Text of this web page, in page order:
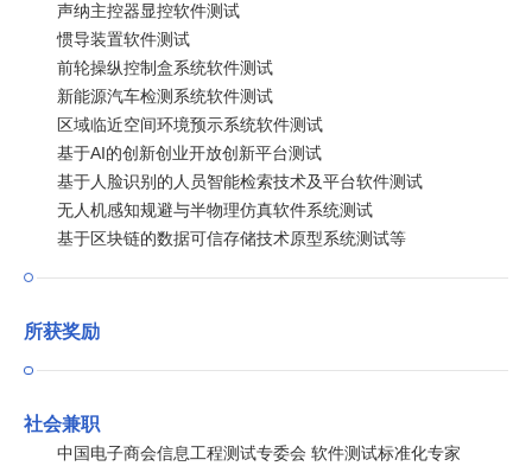
声纳主控器显控软件测试
惯导装置软件测试
前轮操纵控制盒系统软件测试
新能源汽车检测系统软件测试
区域临近空间环境预示系统软件测试
基于AI的创新创业开放创新平台测试
基于人脸识别的人员智能检索技术及平台软件测试
无人机感知规避与半物理仿真软件系统测试
基于区块链的数据可信存储技术原型系统测试等
所获奖励
社会兼职
中国电子商会信息工程测试专委会 软件测试标准化专家